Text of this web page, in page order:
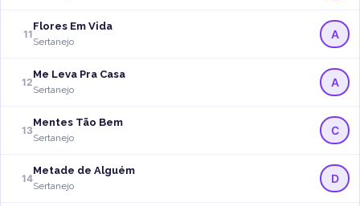
11
Flores Em Vida
Sertanejo
A
12
Me Leva Pra Casa
Sertanejo
A
13
Mentes Tão Bem
Sertanejo
C
14
Metade de Alguém
Sertanejo
D